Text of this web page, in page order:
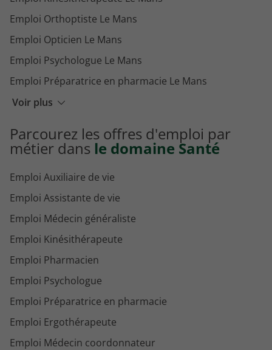
Voir plus
Emploi Orthoptiste Le Mans
Emploi Opticien Le Mans
Emploi Psychologue Le Mans
Emploi Préparatrice en pharmacie Le Mans
Emploi Assistante de vie Le Mans
Emploi Pharmacien hospitalier Le Mans
Parcourez les offres d'emploi par
métier dans le domaine Santé
Emploi Auxiliaire de vie
Emploi Assistante de vie
Emploi Médecin généraliste
Emploi Kinésithérapeute
Emploi Pharmacien
Emploi Psychologue
Emploi Préparatrice en pharmacie
Emploi Ergothérapeute
Emploi Médecin coordonnateur